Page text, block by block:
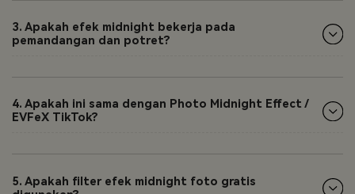
3. Apakah efek midnight bekerja pada
pemandangan dan potret?
4. Apakah ini sama dengan Photo Midnight Effect /
EVFeX TikTok?
5. Apakah filter efek midnight foto gratis